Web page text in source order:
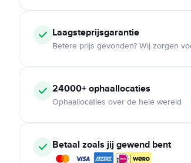
Laagsteprijsgarantie
Betere prijs gevonden? Wij zorgen
24000+ophaallocaties
Ophaallocaties over de hele wereld
Betaal zoals jij gewend bent